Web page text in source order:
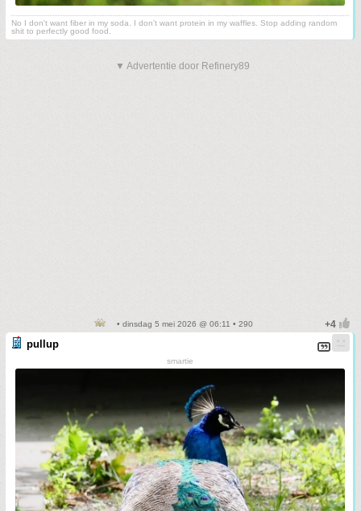
No I don't want fiber in my soda. I don't want protein in my waffles. Stop adding random
shit to perfectly good food.
▼ Advertentie door Refinery89
• dinsdag 5 mei 2026 @ 06:11 • 290
pullup
smartie